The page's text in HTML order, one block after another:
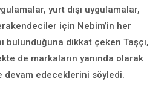
yurt dışı uygulamalar,
için Nebim’in her
bulunduğuna dikkat çeken Taşçı,
de markaların yanında olarak
devam edeceklerini söyledi.